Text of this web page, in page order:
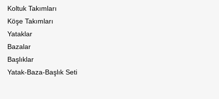
Koltuk Takımları
Köşe Takımları
Yataklar
Bazalar
Başlıklar
Yatak-Baza-Başlık Seti